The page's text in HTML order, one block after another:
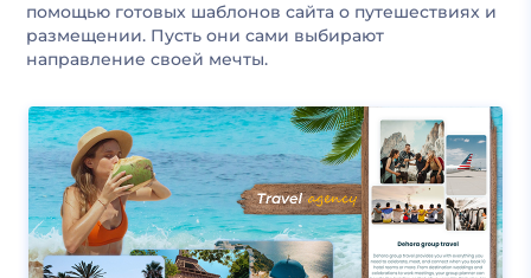
помощью готовых шаблонов сайта о путешествиях и
размещении. Пусть они сами выбирают
направление своей мечты.